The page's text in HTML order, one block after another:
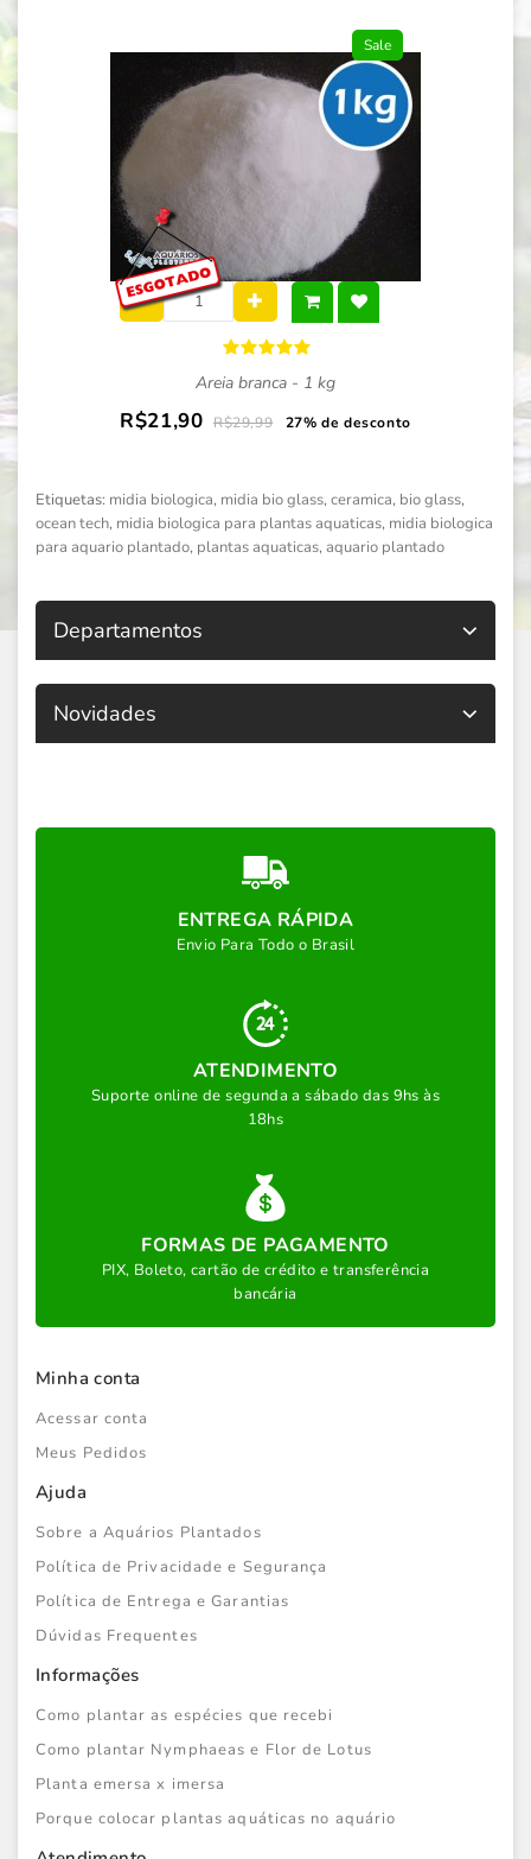
Sale
Areia branca - 1 kg
R$21,90 R$29,99 27% de desconto
Etiquetas: midia biologica, midia bio glass, ceramica, bio glass,
ocean tech, midia biologica para plantas aquaticas, midia biologica
para aquario plantado, plantas aquaticas, aquario plantado
Departamentos
Novidades
ENTREGA RÁPIDA
Envio Para Todo o Brasil
ATENDIMENTO
Suporte online de segunda a sábado das 9hs às
18hs
FORMAS DE PAGAMENTO
PIX, Boleto, cartão de crédito e transferência
bancária
Minha conta
Acessar conta
Meus Pedidos
Ajuda
Sobre a Aquários Plantados
Política de Privacidade e Segurança
Política de Entrega e Garantias
Dúvidas Frequentes
Informações
Como plantar as espécies que recebi
Como plantar Nymphaeas e Flor de Lotus
Planta emersa x imersa
Porque colocar plantas aquáticas no aquário